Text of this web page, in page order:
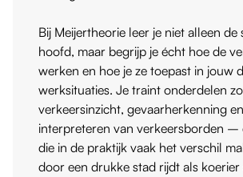
Bij Meijertheorie leer je niet alleen de
hoofd, maar begrijp je écht hoe de
werken en hoe je ze toepast in jouw
werksituaties. Je traint onderdelen
verkeersinzicht, gevaarherkenning
interpreteren van verkeersborden –
die in de praktijk vaak het verschil
door een drukke stad rijdt als koerier